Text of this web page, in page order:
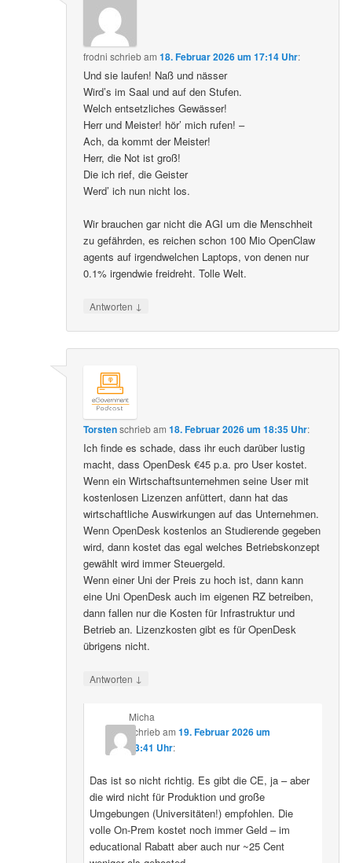
frodni schriebam18. Februar 2026 um 17:14 Uhr:
Und sie laufen! Naß und nässer
Wird’s im Saal und auf den Stufen.
Welch entsetzliches Gewässer!
Herr und Meister! hör’ mich rufen! –
Ach, da kommt der Meister!
Herr, die Not ist groß!
Die ich rief, die Geister
Werd’ ich nun nicht los.
Wir brauchen gar nicht die AGI um die Menschheit
zu gefährden, es reichen schon 100 Mio OpenClaw
agents auf irgendwelchen Laptops, von denen nur
0.1% irgendwie freidreht. Tolle Welt.
Antworten ↓
Torstenschriebam18. Februar 2026 um 18:35 Uhr:
Ich finde es schade, dass ihr euch darüber lustig
macht, dass OpenDesk €45 p.a. pro User kostet.
Wenn ein Wirtschaftsunternehmen seine User mit
kostenlosen Lizenzen anfüttert, dann hat das
wirtschaftliche Auswirkungen auf das Unternehmen.
Wenn OpenDesk kostenlos an Studierende gegeben
wird, dann kostet das egal welches Betriebskonzept
gewählt wird immer Steuergeld.
Wenn einer Uni der Preis zu hoch ist, dann kann
eine Uni OpenDesk auch im eigenen RZ betreiben,
dann fallen nur die Kosten für Infrastruktur und
Betrieb an. Lizenzkosten gibt es für OpenDesk
übrigens nicht.
Antworten ↓
Micha
schriebam 19. Februar 2026 um
13:41 Uhr:
Das ist so nicht richtig. Es gibt die CE, ja – aber
die wird nicht für Produktion und große
Umgebungen (Universitäten!) empfohlen. Die
volle On-Prem kostet noch immer Geld – im
educational Rabatt aber auch nur ~25 Cent